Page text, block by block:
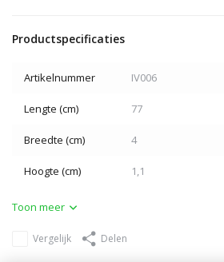
Productspecificaties
Artikelnummer IV006
Lengte (cm) 77
Breedte (cm) 4
Hoogte (cm) 1,1
Toon meer
Vergelijk Delen